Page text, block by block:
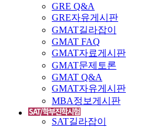
GRE Q&A
GRE자유게시판
GMAT길라잡이
GMAT FAQ
GMAT자료게시판
GMAT문제토론
GMAT Q&A
GMAT자유게시판
MBA정보게시판
SAT길라잡이